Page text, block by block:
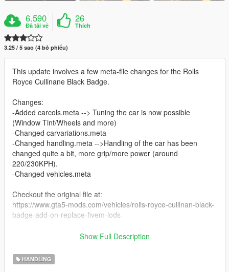
6.590
Đã tải về
26
Thích
3.25 / 5 sao (4 bỏ phiếu)
This update involves a few meta-file changes for the Rolls
Royce Cullinane Black Badge.
Changes:
-Added carcols.meta --> Tuning the car is now possible
(Window Tint/Wheels and more)
-Changed carvariations.meta
-Changed handling.meta -->Handling of the car has been
changed quite a bit, more grip/more power (around
220/230KPH).
-Changed vehicles.meta
Checkout the original file at:
https://www.gta5-mods.com/vehicles/rolls-royce-cullinan-black-
badge-add-on-replace-fivem-lods
Shoutout to @Kpym for making this car!
How to install/steps:
1: Install the original file.
Show Full Description
HANDLING